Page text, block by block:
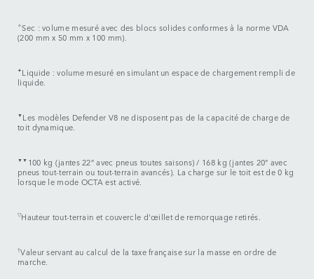
✧Sec : volume mesuré avec des blocs solides conformes à la norme VDA
(200 mm x 50 mm x 100 mm).
✦ Liquide : volume mesuré en simulant un espace de chargement rempli de
liquide.
▼ Les modèles Defender V8 ne disposent pas de la capacité de charge de
toit dynamique.
▼▼ 100 kg (jantes 22” avec pneus toutes saisons) / 168 kg (jantes 20” avec
pneus tout-terrain ou tout-terrain avancés). La charge sur le toit est de 0 kg
lorsque le mode OCTA est activé.
▽Hauteur tout-terrain et couvercle d'œillet de remorquage retirés.
†Valeur servant au calcul de la taxe française sur la masse en ordre de
marche.